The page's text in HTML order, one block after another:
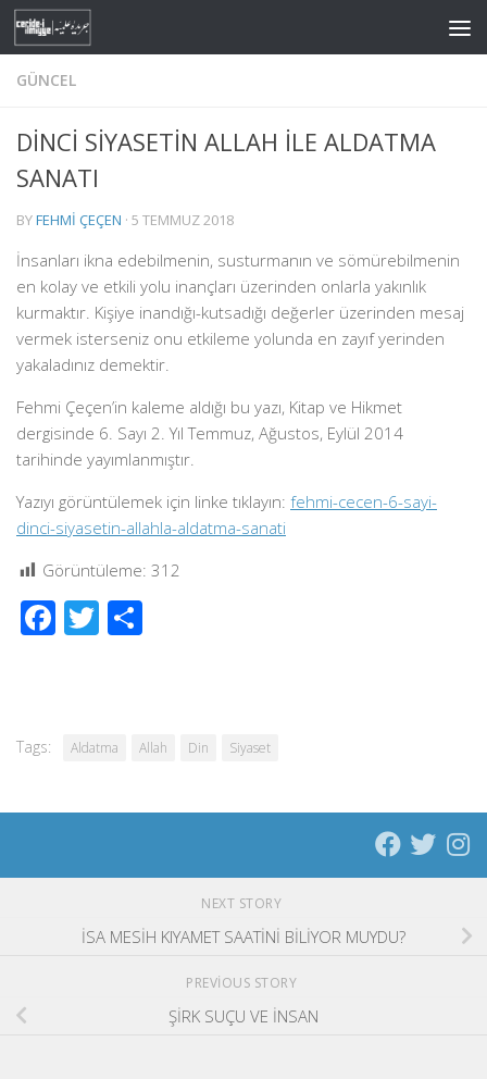
Skip to content
GÜNCEL
DİNCİ SİYASETİN ALLAH İLE ALDATMA
SANATI
BYFEHMI ÇEÇEN · 5 TEMMUZ 2018
İnsanları ikna edebilmenin, susturmanın ve sömürebilmenin
en kolay ve etkili yolu inançları üzerinden onlarla yakınlık
kurmaktır. Kişiye inandığı-kutsadığı değerler üzerinden mesaj
vermek isterseniz onu etkileme yolunda en zayıf yerinden
yakaladınız demektir.
Fehmi Çeçen’in kaleme aldığı bu yazı, Kitap ve Hikmet
dergisinde 6. Sayı 2. Yıl Temmuz, Ağustos, Eylül 2014
tarihinde yayımlanmıştır.
Yazıyı görüntülemek için linke tıklayın: fehmi-cecen-6-sayi-
dinci-siyasetin-allahla-aldatma-sanati
Görüntüleme: 312
Facebook
Twitter
Tags: Aldatma Allah Din Siyaset
NEXT STORY
İSA MESİH KIYAMET SAATİNİ BİLİYOR MUYDU?
PREVIOUS STORY
ŞİRK SUÇU VE İNSAN